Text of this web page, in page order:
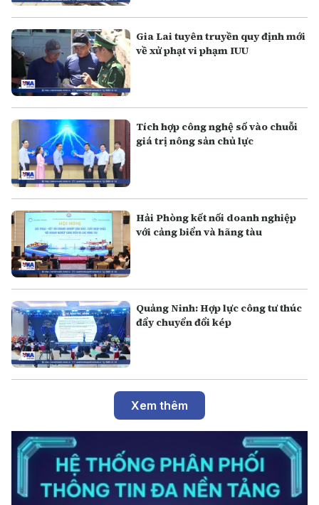
Gia Lai tuyên truyền quy định mới
về xử phạt vi phạm IUU
Tích hợp công nghệ số vào chuỗi
giá trị nông sản chủ lực
Hải Phòng kết nối doanh nghiệp
với cảng biển và hãng tàu
Quảng Ninh: Hợp lực công tư thúc
đẩy chuyển đổi kép
Xem thêm